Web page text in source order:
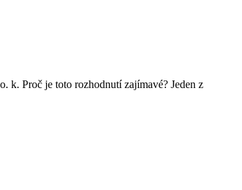
k. Proč je toto rozhodnutí zajímavé? Jeden z